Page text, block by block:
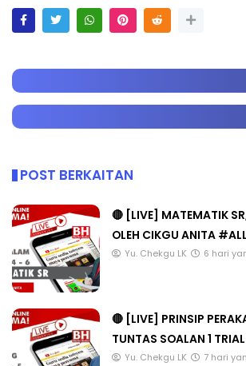
POST BERKAITAN
🔴 [LIVE] MATEMATIK
OLEH CIKGU ANITA
Yu. Chekgu LK 6 hari
🔴 [LIVE] PRINSIP
TUNTAS SOALAN 1
Yu. Chekgu LK 7 hari